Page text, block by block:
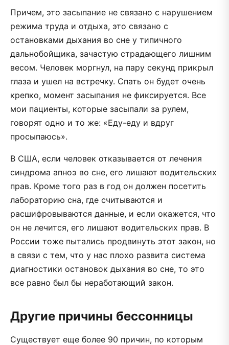
Причем, это засыпание не связано с нарушением
режима труда и отдыха, это связано с
остановками дыхания во сне у типичного
дальнобойщика, зачастую страдающего лишним
весом. Человек моргнул, на пару секунд прикрыл
глаза и ушел на встречку. Спать он будет очень
крепко, момент засыпания не фиксируется. Все
мои пациенты, которые засыпали за рулем,
говорят одно и то же: «Еду-еду и вдруг
просыпаюсь».
В США, если человек отказывается от лечения
синдрома апноэ во сне, его лишают водительских
прав. Кроме того раз в год он должен посетить
лабораторию сна, где считываются и
расшифровываются данные, и если окажется, что
он не лечится, его лишают водительских прав. В
России тоже пытались продвинуть этот закон, но
в связи с тем, что у нас плохо развита система
диагностики остановок дыхания во сне, то это
все равно был бы неработающий закон.
Другие причины бессонницы
Существует еще более 90 причин, по которым